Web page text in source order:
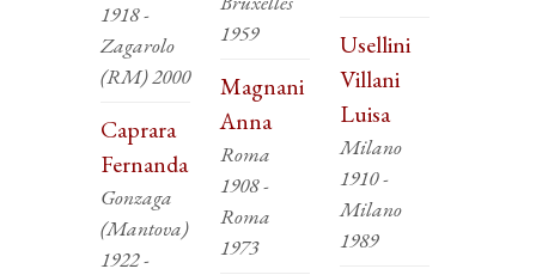
1918 -
Zagarolo
(RM) 2000
Caprara
Fernanda
Gonzaga
(Mantova)
1922 -
1959
Magnani
Anna
Roma
1908 -
Roma
1973
Usellini
Villani
Luisa
Milano
1910 -
Milano
1989